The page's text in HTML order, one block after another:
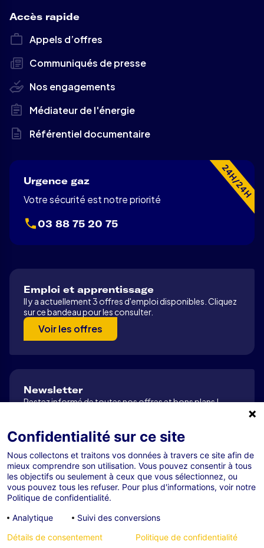
Accès rapide
Appels d’offres
Communiqués de presse
Nos engagements
Médiateur de l'énergie
Référentiel documentaire
24H/24H
Urgence gaz
Votre sécurité est notre priorité
03 88 75 20 75
Emploi et apprentissage
Il y a actuellement 3 offres d'emploi disponibles. Cliquez
sur ce bandeau pour les consulter.
Voir les offres
Newsletter
Restez informé de toutes nos offres et bons plans !
Tous droits réservés R-GDS 2026
Mentions légales
Confidentialité
Cookies
Gestion des cookies
Confidentialité sur ce site
Nous collectons et traitons vos données à travers ce site afin de
mieux comprendre son utilisation. Vous pouvez consentir à tous
les objectifs ou seulement à ceux que vous sélectionnez, ou
vous pouvez tous les refuser. Pour plus d'informations, voir notre
Politique de confidentialité.
Analytique
Suivi des conversions
Détails de consentement
Politique de confidentialité